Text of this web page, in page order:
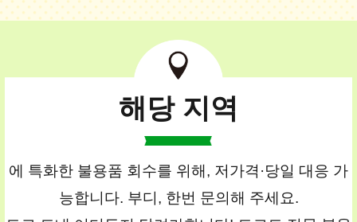
해당 지역
에 특화한 불용품 회수를 위해, 저가격·당일 대응 가
능합니다. 부디, 한번 문의해 주세요.